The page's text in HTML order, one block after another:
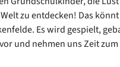
zu entdecken! Das
Es wird gespielt,
und nehmen uns Zeit zum